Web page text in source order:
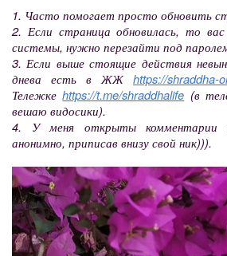
1. Часто помогает просто обновить
2. Если страница обновилась, то
системы, нужно перезайти под
3. Если выше стоящие действия
днева есть в ЖЖ https://shraddha-
Тележкеhttps://t.me/shraddhalife (в
вешаю видосики).
4. У меня открыты
анонимно, приписав внизу свой ник))).